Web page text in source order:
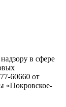
в сфере
60660 от
«Покровское-